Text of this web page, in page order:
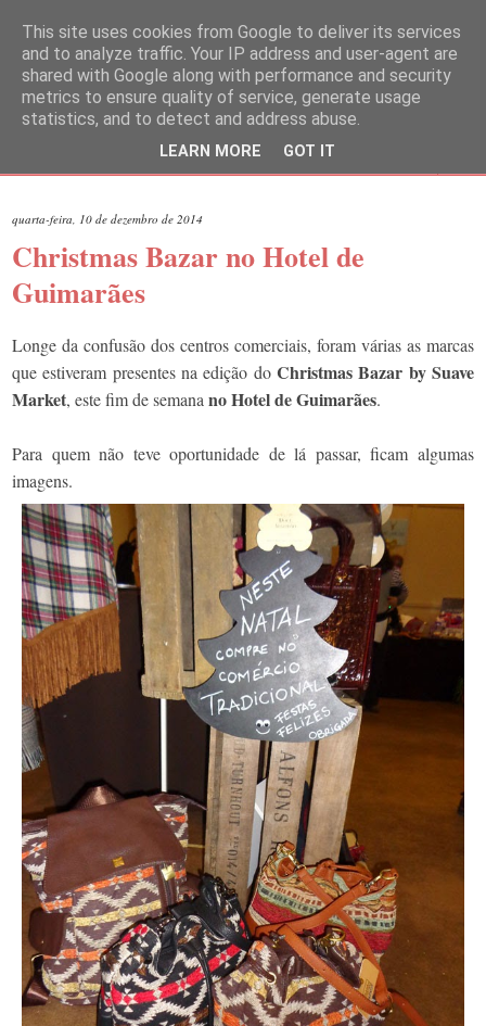
quarta-feira, 10 de dezembro de 2014
Christmas Bazar no Hotel de
Guimarães
Longe da confusão dos centros comerciais, foram várias as marcas
que estiveram presentes na edição do Christmas Bazar by Suave
Market, este fim de semanano Hotel de Guimarães.
Para quem não teve oportunidade de lá passar, ficam algumas
imagens.
This site uses cookies from Google to deliver its services
and to analyze traffic. Your IP address and user-agent are
shared with Google along with performance and security
metrics to ensure quality of service, generate usage
statistics, and to detect and address abuse.
LEARN MORE GOT IT